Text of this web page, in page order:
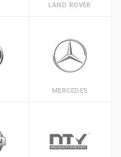
LAND ROVER
MERCEDES